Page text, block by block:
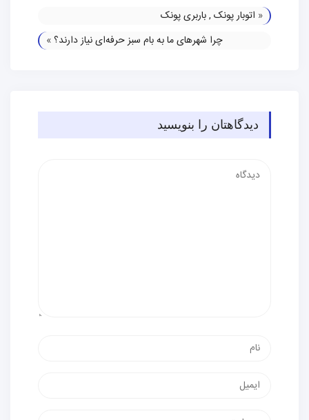
« اتوبار پونک , باربری پونک
چرا شهرهای ما به بام سبز حرفه‌ای نیاز دارند؟»
دیدگاهتان را بنویسید